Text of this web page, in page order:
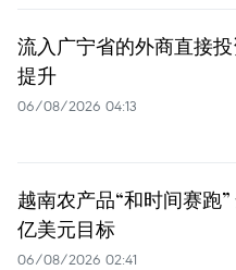
流入广宁省的外商直接
提升
06/08/2026 04:13
越南农产品“和时间赛跑
亿美元目标
06/08/2026 02:41